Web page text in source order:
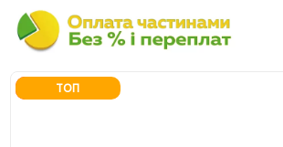
ЗНИЖКА 30%
ТОП